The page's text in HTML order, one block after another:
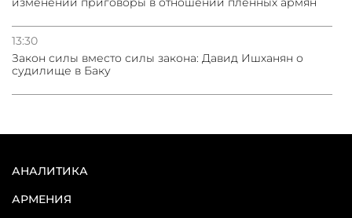
13:30
Закон силы вместо силы закона: Давид Ишханян о
судилище в Баку
АНАЛИТИКА
АРМЕНИЯ